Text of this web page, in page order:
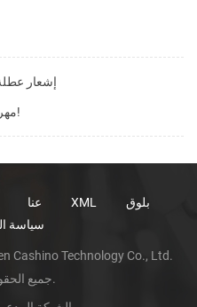
2025 إشعار
مهرجان منتصف الخريف سعيد!
عنا XML
بلوق
سياسة
جميع الحقوق محفوظة.